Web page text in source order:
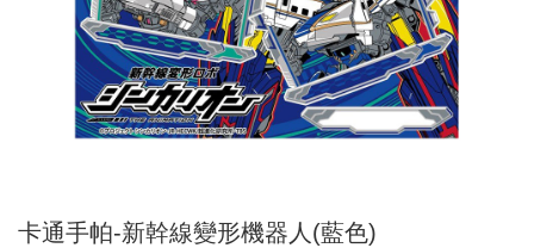
卡通手帕-新幹線變形機器人(藍色)